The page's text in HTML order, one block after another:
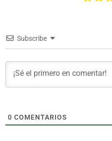
Subscribe
0 COMENTARIOS